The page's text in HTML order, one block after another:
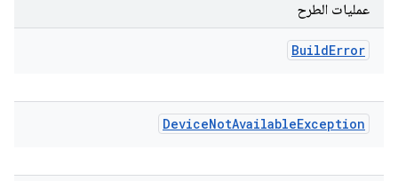
عمليات الطرح
BuildError
DeviceNotAvailableException